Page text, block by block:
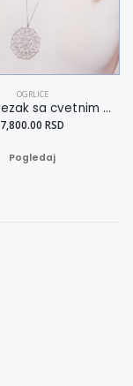
OGRLICE
Veliki privezak sa cvetnim motivom
7,800.00 RSD
Pogledaj